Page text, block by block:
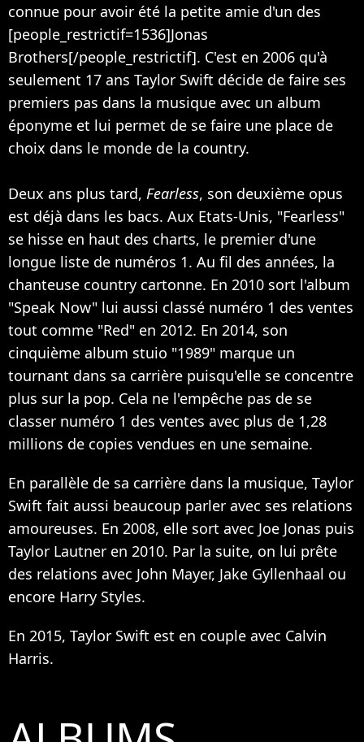
connue pour avoir été la petite amie d'un des
[people_restrictif=1536]Jonas
Brothers[/people_restrictif]. C'est en 2006 qu'à
seulement 17 ans Taylor Swift décide de faire ses
premiers pas dans la musique avec un album
éponyme et lui permet de se faire une place de
choix dans le monde de la country.
Deux ans plus tard, Fearless, son deuxième opus
est déjà dans les bacs. Aux Etats-Unis, "Fearless"
se hisse en haut des charts, le premier d'une
longue liste de numéros 1. Au fil des années, la
chanteuse country cartonne. En 2010 sort l'album
"Speak Now" lui aussi classé numéro 1 des ventes
tout comme "Red" en 2012. En 2014, son
cinquième album stuio "1989" marque un
tournant dans sa carrière puisqu'elle se concentre
plus sur la pop. Cela ne l'empêche pas de se
classer numéro 1 des ventes avec plus de 1,28
millions de copies vendues en une semaine.
En parallèle de sa carrière dans la musique, Taylor
Swift fait aussi beaucoup parler avec ses relations
amoureuses. En 2008, elle sort avec Joe Jonas puis
Taylor Lautner en 2010. Par la suite, on lui prête
des relations avec John Mayer, Jake Gyllenhaal ou
encore Harry Styles.
En 2015, Taylor Swift est en couple avec Calvin
Harris.